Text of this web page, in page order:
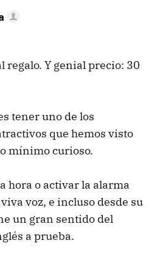
regalo. Y genial precio: 30
tener uno de los
que hemos visto
mínimo curioso.
hora o activar la alarma
voz, e incluso desde su
un gran sentido del
a prueba.